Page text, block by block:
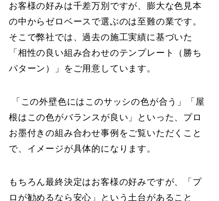
お客様の好みは千差万別ですが、膨大な色見本
の中からゼロベースで選ぶのは至難の業です。
そこで弊社では、過去の施工実績に基づいた
「相性の良い組み合わせのテンプレート（勝ち
パターン）」をご用意しています。
「この外壁色にはこのサッシの色が合う」「屋
根はこの色がバランスが良い」といった、プロ
お墨付きの組み合わせ事例をご覧いただくこと
で、イメージが具体的になります。
もちろん最終決定はお客様の好みですが、「プ
ロが勧めるなら安心」という土台があること